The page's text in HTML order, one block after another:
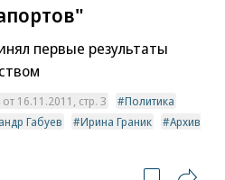
первые результаты
16.11.2011, стр. 3
Политика
Габуев Ирина Граник
Архив